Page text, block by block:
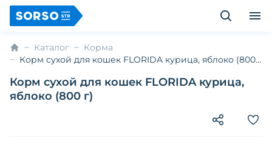
Каталог
Корма
Корм сухой для кошек FLORIDA курица, яблоко (800
Корм сухой для кошек FLORIDA курица,
яблоко (800 г)